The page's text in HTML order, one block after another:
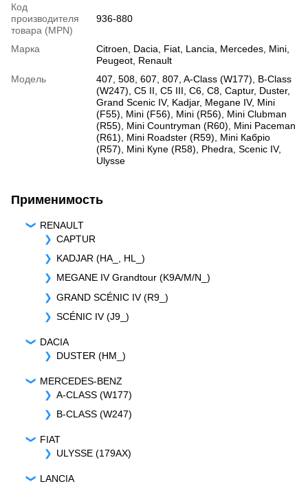
Код
производителя
товара (MPN)
936-880
Марка Citroen Dacia Fiat Lancia Mercedes Mini
Peugeot Renault
Модель
407 508 607 807 A-Class (W177)
B-Class
(W247) C5 II C5 III C6 C8 Captur, Duster,
Grand Scenic IV, Kadjar, Megane IV, Mini
(F55)
Mini (F56) Mini (R56)
Mini Clubman
(R55)
Mini Countryman (R60)
Mini Paceman
(R61)
Mini Roadster (R59)
Mini Кабріо
(R57)
Mini Купе (R58) Phedra Scenic IV,
Ulysse
Применимость
RENAULT
CAPTUR
KADJAR (HA_, HL_)
MEGANE IV Grandtour (K9A/M/N_)
GRAND SCÉNIC IV (R9_)
SCÉNIC IV (J9_)
DACIA
DUSTER (HM_)
MERCEDES-BENZ
A-CLASS (W177)
B-CLASS (W247)
FIAT
ULYSSE (179AX)
LANCIA